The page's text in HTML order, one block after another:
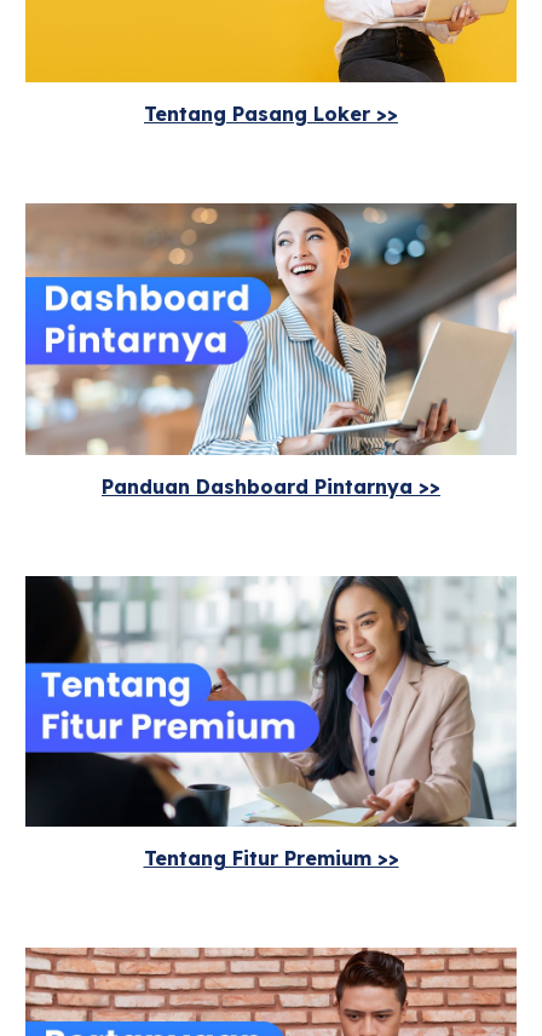
Tentang Pasang Loker >>
Panduan Dashboard Pintarnya >>
Tentang Fitur Premium >>